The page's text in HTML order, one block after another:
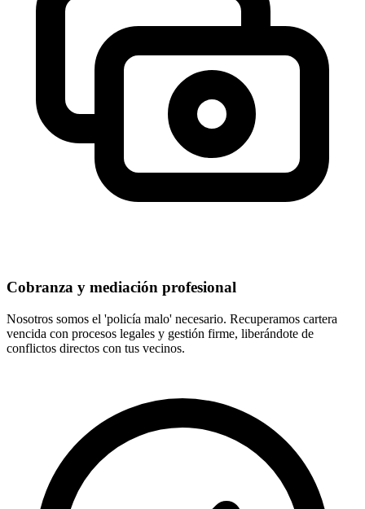
Cobranza y mediación profesional
Nosotros somos el 'policía malo' necesario. Recuperamos cartera
vencida con procesos legales y gestión firme, liberándote de
conflictos directos con tus vecinos.